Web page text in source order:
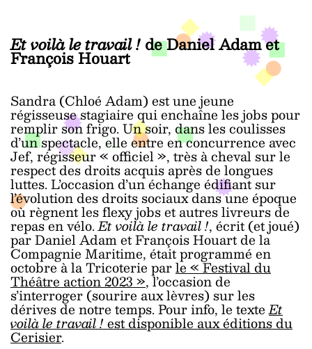
Et voilà le travail ! de Daniel Adam et
François Houart
Sandra (Chloé Adam) est une jeune
régisseuse stagiaire qui enchaîne les jobs pour
remplir son frigo. Un soir, dans les coulisses
d’un spectacle, elle entre en concurrence avec
Jef, régisseur « officiel », très à cheval sur le
respect des droits acquis après de longues
luttes. L’occasion d’un échange édifiant sur
l’évolution des droits sociaux dans une époque
où règnent les flexy jobs et autres livreurs de
repas en vélo.Et voilà le travail !, écrit (et joué)
par Daniel Adam et François Houart de la
Compagnie Maritime, était programmé en
octobre à la Tricoterie parle « Festival du
Théâtre action 2023 », l’occasion de
s’interroger (sourire aux lèvres) sur les
dérives de notre temps. Pour info, le texteEt
voilà le travail !est disponible aux éditions du
Cerisier.